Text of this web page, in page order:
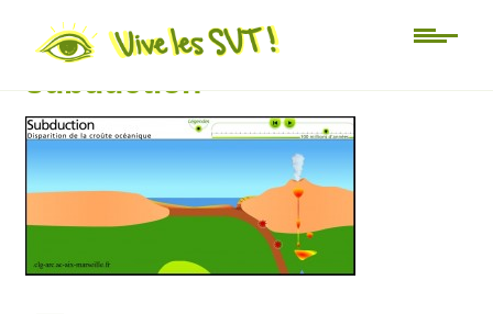
animation flash svt
subduction